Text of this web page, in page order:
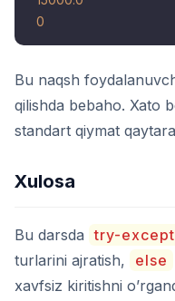
0
Bu naqsh
qilishda bebaho. Xato
standart qiymat
Xulosa
Bu darsda try-except
turlarini ajratish,
else
xavfsiz kiritishni